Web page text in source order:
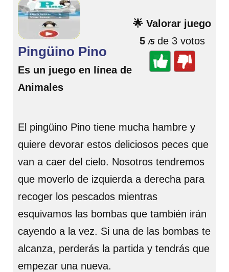
🌟 Valorar juego
5 /5de 3 votos
Pingüino Pino
Es un juego en línea de
Animales
El pingüino Pino tiene mucha hambre y
quiere devorar estos deliciosos peces que
van a caer del cielo. Nosotros tendremos
que moverlo de izquierda a derecha para
recoger los pescados mientras
esquivamos las bombas que también irán
cayendo a la vez. Si una de las bombas te
alcanza, perderás la partida y tendrás que
empezar una nueva.